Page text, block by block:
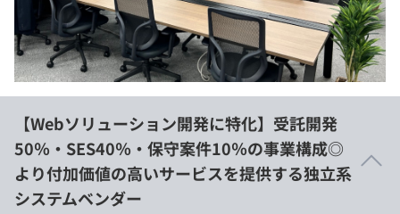
新卒エージェント
イベント・セミナー
インタビュー
就活成功ガイド
4択課題
ナレッジ
プラン
個人向けプラン
評価結果一覧
再チャレンジ結果一覧
メディア
Tech Team Journal
paiza times
note
paizaとは？
【Webソリューション開発に特化】受託開発
50％・SES40％・保守案件10％の事業構成◎
より付加価値の高いサービスを提供する独立系
システムベンダー